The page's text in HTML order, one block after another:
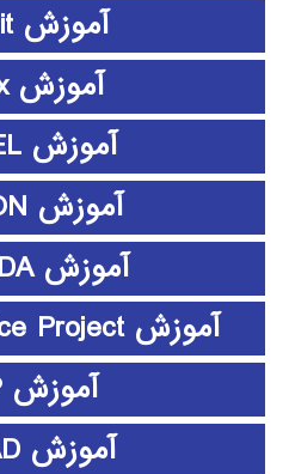
آموزش L-Edit
آموزش Latex
آموزش LISREL
آموزش LUMION
آموزش MAXQDA
آموزش Microsoft Office Project
آموزش PHP
آموزش PSCAD